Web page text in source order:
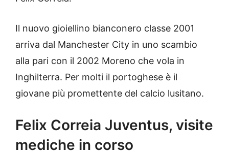
Il nuovo gioiellino bianconero classe 2001
arriva dal Manchester City in uno scambio
alla pari con il 2002 Moreno che vola in
Inghilterra. Per molti il portoghese è il
giovane più promettente del calcio lusitano.
Felix Correia Juventus, visite
mediche in corso